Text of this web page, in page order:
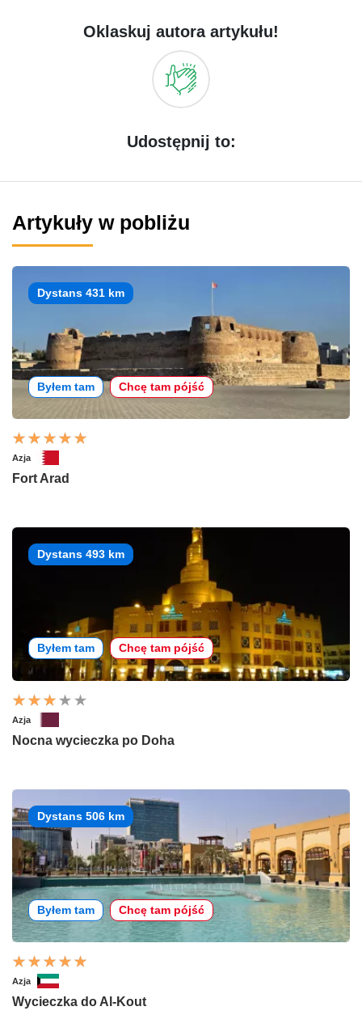
Oklaskuj autora artykułu!
Udostępnij to:
Artykuły w pobliżu
Dystans 431 km
Byłem tam Chcę tam pójść
Azja
Fort Arad
Dystans 493 km
Byłem tam Chcę tam pójść
Azja
Nocna wycieczka po Doha
Dystans 506 km
Byłem tam Chcę tam pójść
Azja
Wycieczka do Al-Kout